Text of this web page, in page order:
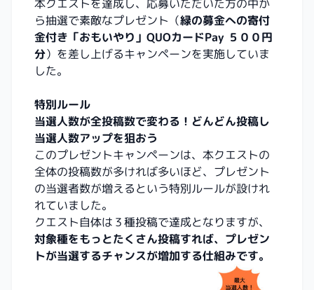
本クエストを達成し、応募いただいた方の中か
ら抽選で素敵なプレゼント（緑の募金への寄付
金付き「おもいやり」QUOカードPay ５００円
分）を差し上げるキャンペーンを実施していま
した。
特別ルール
当選人数が全投稿数で変わる！どんどん投稿し
当選人数アップを狙おう
このプレゼントキャンペーンは、本クエストの
全体の投稿数が多ければ多いほど、プレゼント
の当選者数が増えるという特別ルールが設けれ
れていました。
クエスト自体は３種投稿で達成となりますが、
対象種をもっとたくさん投稿すれば、プレゼン
トが当選するチャンスが増加する仕組みです。